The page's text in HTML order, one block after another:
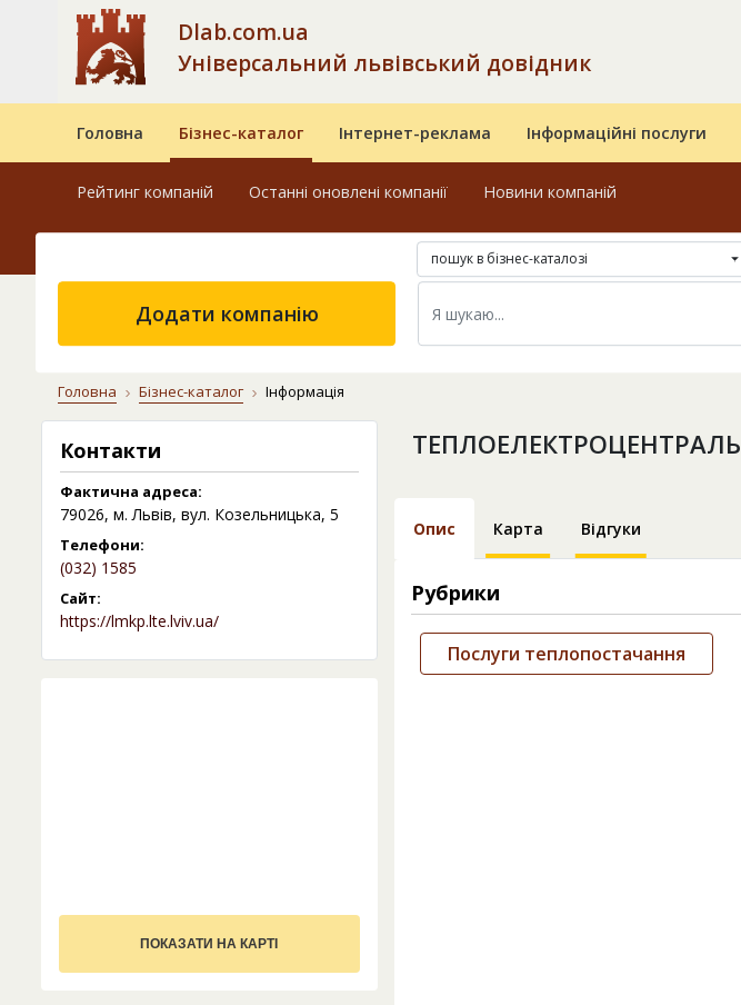
Dlab.com.ua
Універсальний львівський довідник
Головна Бізнес-каталог Інтернет-реклама Інформаційні послуги
Рейтинг компаній Останні оновлені компанії Новини компаній
пошук в бізнес-каталозі
Додати компанію
Головна Бізнес-каталог Інформація
Контакти
Фактична адреса:
79026, м. Львів, вул. Козельницька, 5
Телефони:
(032) 1585
Сайт:
https://lmkp.lte.lviv.ua/
ПОКАЗАТИ НА КАРТІ
ТЕПЛОЕЛЕКТРОЦЕНТРAЛЬ
Опис Карта Відгуки
Рубрики
Послуги теплопостачання